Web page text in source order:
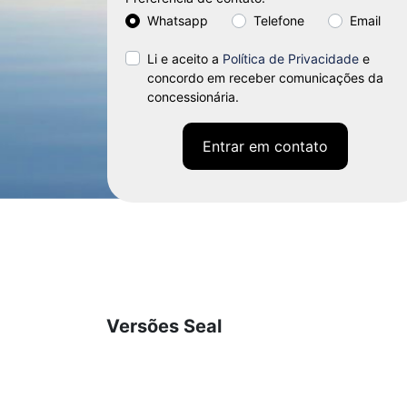
Whatsapp
Telefone Email
Li e aceito a Política de Privacidade e
concordo em receber comunicações da
concessionária.
Entrar em contato
Versões Seal